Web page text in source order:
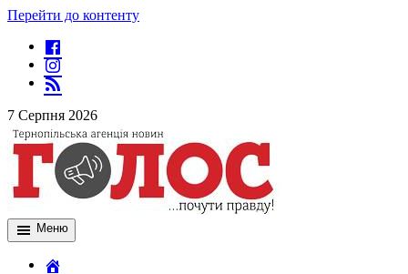
Перейти до контенту
7 Серпня 2026
Меню